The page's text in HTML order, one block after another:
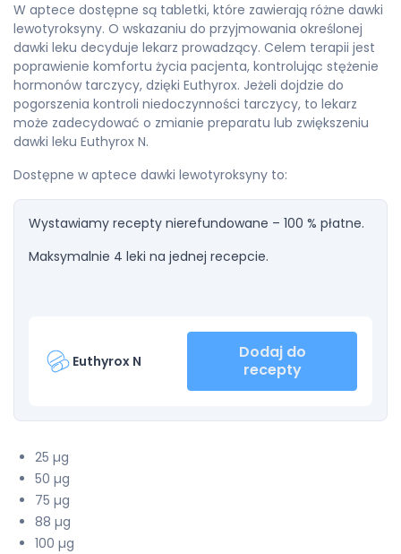
W aptece dostępne są tabletki, które zawierają różne dawki
lewotyroksyny. O wskazaniu do przyjmowania określonej
dawki leku decyduje lekarz prowadzący. Celem terapii jest
poprawienie komfortu życia pacjenta, kontrolując stężenie
hormonów tarczycy, dzięki Euthyrox. Jeżeli dojdzie do
pogorszenia kontroli niedoczynności tarczycy, to lekarz
może zadecydować o zmianie preparatu lub zwiększeniu
dawki leku Euthyrox N.
Dostępne w aptece dawki lewotyroksyny to:
Wystawiamy recepty nierefundowane – 100 % płatne.
Maksymalnie 4 leki na jednej recepcie.
Euthyrox N
Dodaj do
recepty
25 µg
50 µg
75 µg
88 µg
100 µg